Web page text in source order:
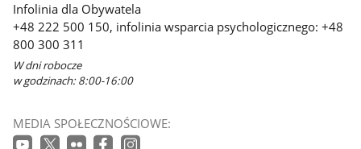
Infolinia dla Obywatela
+48 222 500 150, infolinia wsparcia psychologicznego: +48
800 300 311
W dni robocze
w godzinach: 8:00-16:00
MEDIA SPOŁECZNOŚCIOWE: